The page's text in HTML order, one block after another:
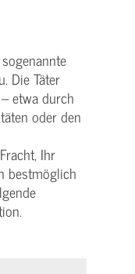
Die Täter
etwa durch
oder den
Ihr
bestmöglich